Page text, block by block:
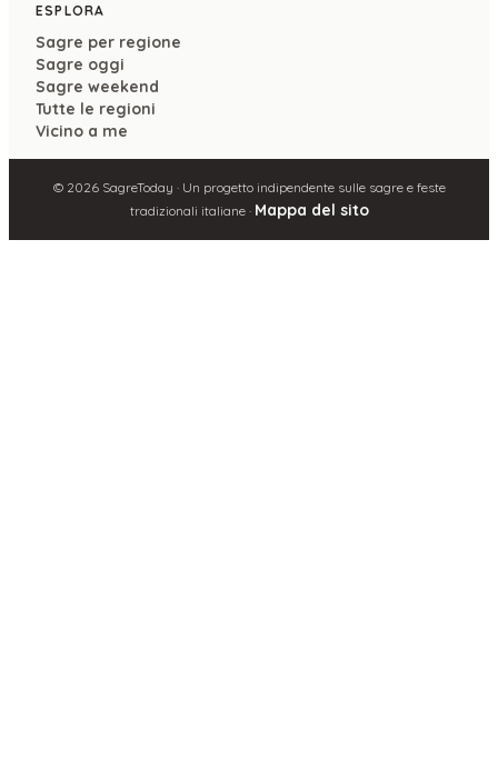
ESPLORA
Sagre per regione
Sagre oggi
Sagre weekend
Tutte le regioni
Vicino a me
© 2026SagreToday · Un progetto indipendente sulle sagre e feste
tradizionali italiane · Mappa del sito